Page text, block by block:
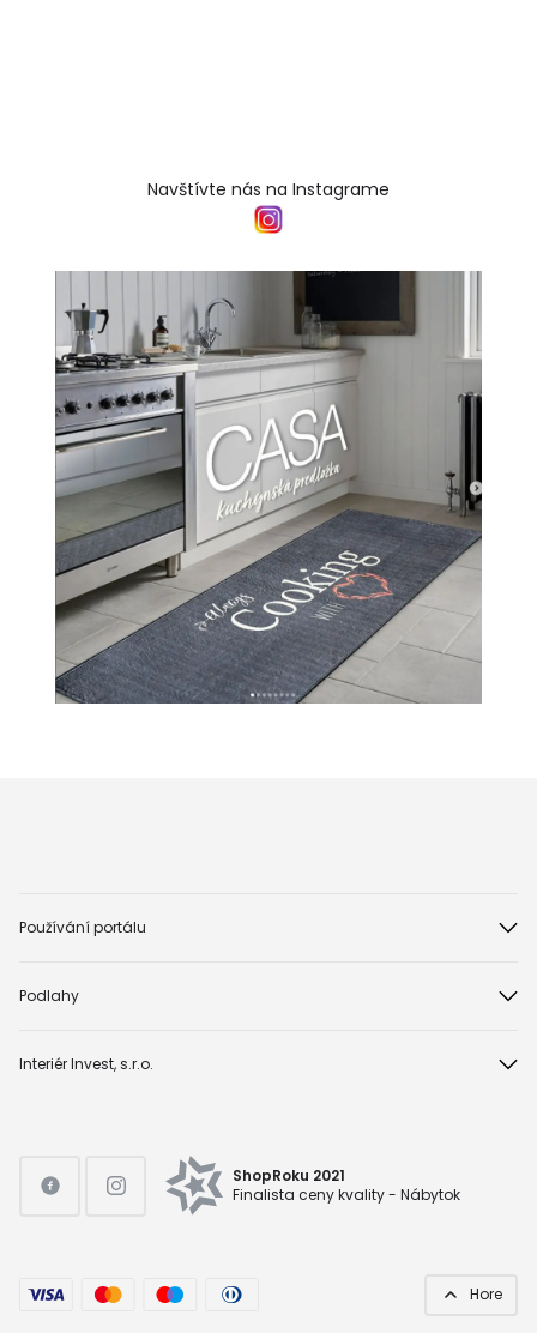
Navštívte nás na Instagrame
Používání portálu
Podlahy
Interiér Invest, s.r.o.
ShopRoku 2021
Finalista ceny kvality - Nábytok
Hore